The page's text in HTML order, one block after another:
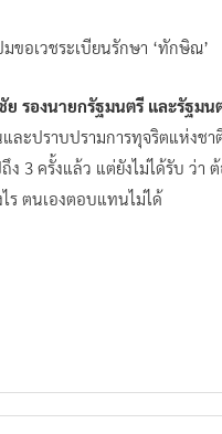
ขอเวชระเบียนรักษา ‘ทักษิณ’
รองนายก​รัฐมนตรี​ และ​รัฐมน
ะปราบปรามการทุจริตแห่งชา
3 ครั้งแล้ว​ แต่ยังไม่ได้รับ​ ว่า​
ร​ ตนเองตอบแทนไม่ได้​